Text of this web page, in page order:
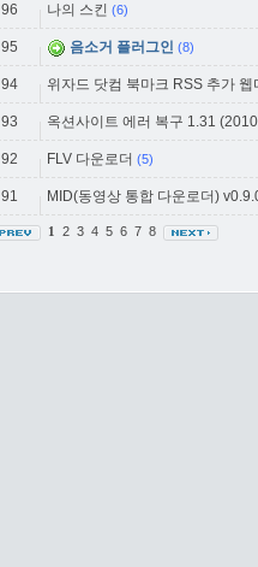
96 나의 스킨 (6)
95 음소거 플러그인 (8)
94 위자드 닷컴 북마크 RSS 추가 웹
93 옥션사이트 에러 복구 1.31
92 FLV 다운로더 (5)
91 MID(동영상 통합 다운로더)
1 2 3 4 5 6 7 8